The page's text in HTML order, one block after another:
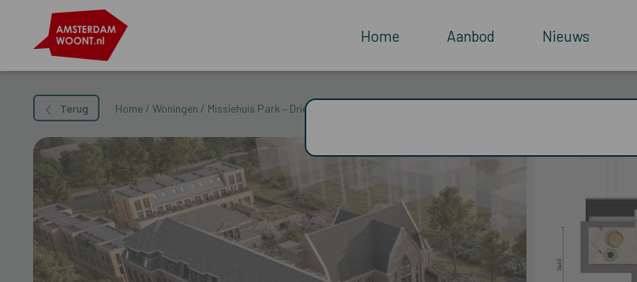
Home Aanbod Nieuws
Terug Home / Woningen / Missiehuis Park – Driehuizerkerkweg 175